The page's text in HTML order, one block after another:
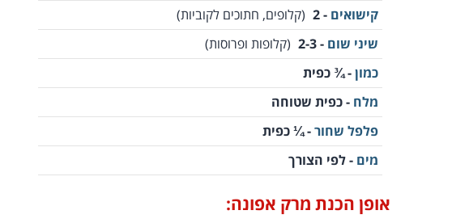
קישואים - 2
(קלופים, חתוכים לקוביות)
שיני שום - 2-3
(קלופות ופרוסות)
כמון- ¾ כפית
מלח - כפית שטוחה
פלפל שחור- ¼ כפית
מים - לפי הצורך
אופן הכנת מרק אפונה: